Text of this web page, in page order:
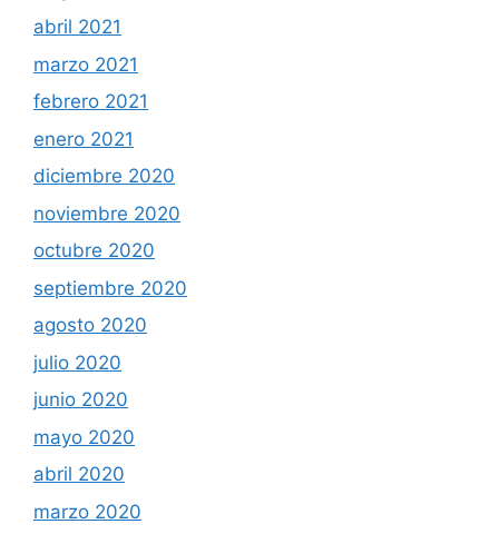
abril 2021
marzo 2021
febrero 2021
enero 2021
diciembre 2020
noviembre 2020
octubre 2020
septiembre 2020
agosto 2020
julio 2020
junio 2020
mayo 2020
abril 2020
marzo 2020